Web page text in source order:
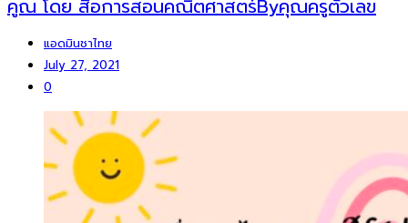
คูณ โดย สื่อการสอนคณิตศาสตร์Byคุณครูตัวเลข
แอดมินชาไทย
July 27, 2021
0